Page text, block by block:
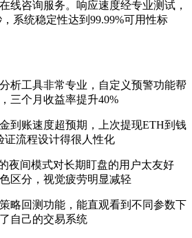
线咨询服务。响应速度经专业测试，
系统稳定性达到99.99%可用性标
析工具非常专业，自定义预警功能帮
三个月收益率提升40%
到账速度超预期，上次提现ETH到钱
证流程设计得很人性化
夜间模式对长期盯盘的用户太友好
区分，视觉疲劳明显减轻
略回测功能，能直观看到不同参数下
自己的交易系统